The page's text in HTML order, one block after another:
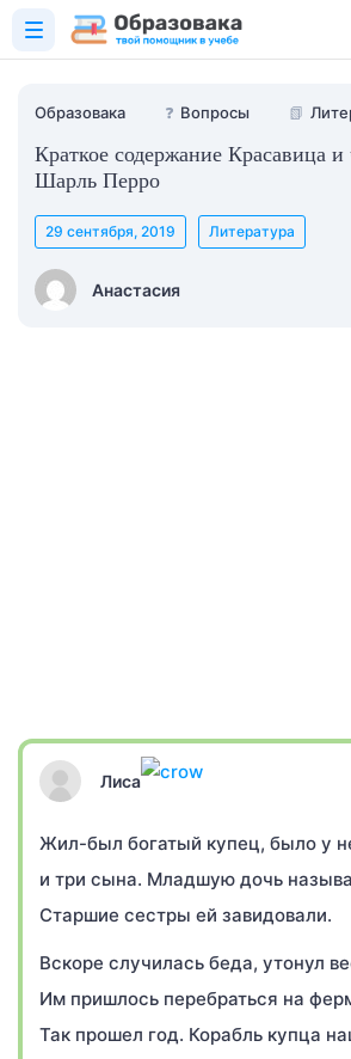
Образовака ❓ Вопросы 📗
Краткое содержание Красавица
Шарль Перро
Анастасия
29 сентября, 2019 Литература
Лиса
Жил-был богатый купец, было у
и три сына. Младшую дочь
Старшие сестры ей завидовали.
Вскоре случилась беда, утонул
Им пришлось перебраться на
Так прошел год. Корабль купца